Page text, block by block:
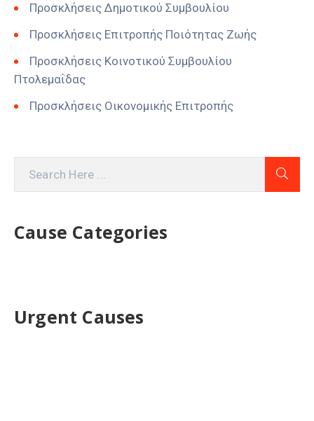
Προσκλήσεις Δημοτικού Συμβουλίου
Προσκλήσεις Επιτροπής Ποιότητας Ζωής
Προσκλήσεις Κοινοτικού Συμβουλίου
Πτολεμαΐδας
Προσκλήσεις Οικονομικής Επιτροπής
Cause Categories
Urgent Causes